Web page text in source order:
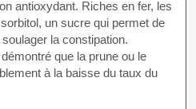
antioxydant. Riches en fer, les
un sucre qui permet de
la constipation.
que la prune ou le
à la baisse du taux du